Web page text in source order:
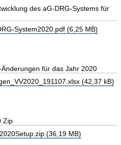
des aG-DRG-Systems für
System2020.pdf (6,25 MB)
für das Jahr 2020
(42,37 kB)
Zip
(36,19 MB)